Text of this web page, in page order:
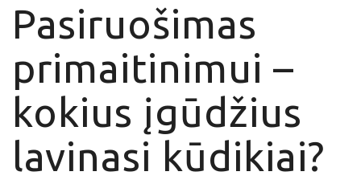
Pasiruošimas
primaitinimui –
kokius įgūdžius
lavinasi kūdikiai?